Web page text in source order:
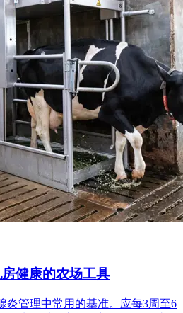
健康的农场工具
炎管理中常用的基准。应每3周至6